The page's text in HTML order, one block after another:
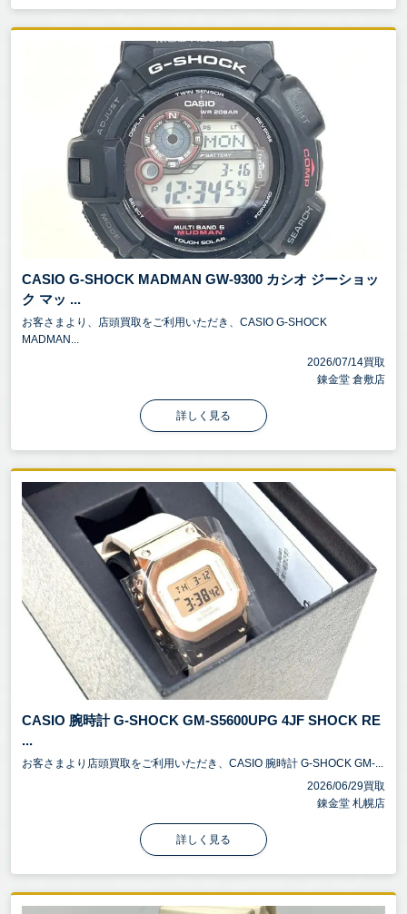
CASIO G-SHOCK MADMAN GW-9300 カシオ ジーショッ
ク マッ ...
お客さまより、店頭買取をご利用いただき、CASIO G-SHOCK
MADMAN...
2026/07/14買取
錬金堂 倉敷店
詳しく見る
CASIO 腕時計 G-SHOCK GM-S5600UPG 4JF SHOCK RE
...
お客さまより店頭買取をご利用いただき、CASIO 腕時計 G-SHOCK GM-...
2026/06/29買取
錬金堂 札幌店
詳しく見る